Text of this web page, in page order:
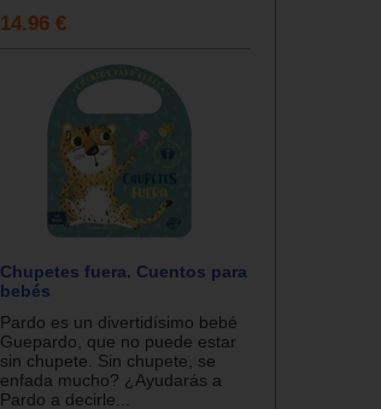
14.96 €
Chupetes fuera. Cuentos para
bebés
Pardo es un divertidísimo bebé
Guepardo, que no puede estar
sin chupete. Sin chupete, se
enfada mucho? ¿Ayudarás a
Pardo a decirle...